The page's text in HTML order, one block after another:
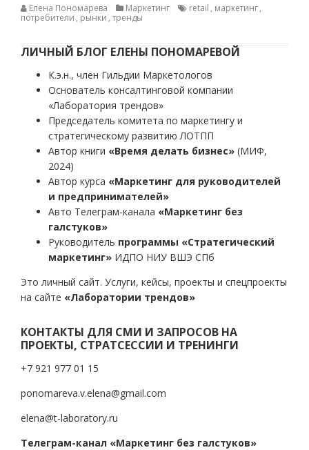
Елена Пономарева Маркетинг retail , маркетинг,
потребители , рынки , тренды
ЛИЧНЫЙ БЛОГ ЕЛЕНЫ ПОНОМАРЕВОЙ
К.э.н., член Гильдии Маркетологов
Основатель консалтинговой компании
«Лаборатория трендов»
Председатель комитета по маркетингу и
стратегическому развитию ЛОТПП
Автор книги «Время делать бизнес» (МИФ,
2024)
Автор курса «Маркетинг для руководителей
и предпринимателей»
Авто Телеграм-канала «Маркетинг без
галстуков»
Руководитель программы «Стратегический
маркетинг» ИДПО НИУ ВШЭ СПб
Это личный сайт. Услуги, кейсы, проекты и спецпроекты
на сайте «Лаборатории трендов»
КОНТАКТЫ ДЛЯ СМИ И ЗАПРОСОВ НА
ПРОЕКТЫ, СТРАТСЕССИИ И ТРЕНИНГИ
+7 921 977 01 15
ponomareva.v.elena@gmail.com
elena@t-laboratory.ru
Телеграм-канал «Маркетинг без галстуков»